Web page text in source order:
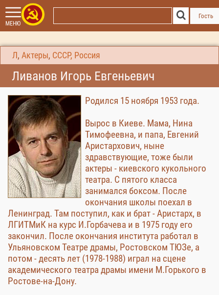
МЕНЮ
Гость
Л , Актеры, СССР, Россия
Ливанов Игорь Евгеньевич
Родился 15 ноября 1953 года.
Вырос в Киеве. Мама, Нина
Тимофеевна, и папа, Евгений
Аристархович, ныне
здравствующие, тоже были
актеры - киевского кукольного
театра. С пятого класса
занимался боксом. После
окончания школы поехал в
Ленинград. Там поступил, как и брат - Аристарх, в
ЛГИТМиК на курс И.Горбачева и в 1975 году его
закончил. После окончания института работал в
Ульяновском Театре драмы, Ростовском ТЮЗе, а
потом - десять лет (1978-1988) играл на сцене
академического театра драмы имени М.Горького в
Ростове-на-Дону.